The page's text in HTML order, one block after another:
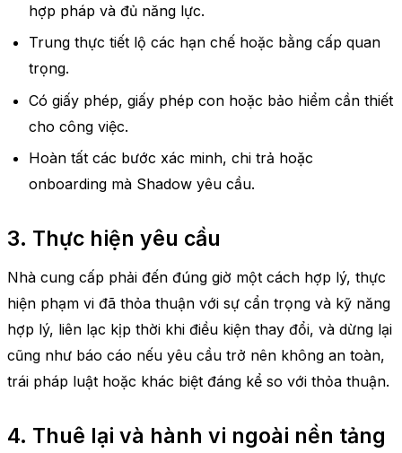
hợp pháp và đủ năng lực.
Trung thực tiết lộ các hạn chế hoặc bằng cấp quan
trọng.
Có giấy phép, giấy phép con hoặc bảo hiểm cần thiết
cho công việc.
Hoàn tất các bước xác minh, chi trả hoặc
onboarding mà Shadow yêu cầu.
3. Thực hiện yêu cầu
Nhà cung cấp phải đến đúng giờ một cách hợp lý, thực
hiện phạm vi đã thỏa thuận với sự cẩn trọng và kỹ năng
hợp lý, liên lạc kịp thời khi điều kiện thay đổi, và dừng lại
cũng như báo cáo nếu yêu cầu trở nên không an toàn,
trái pháp luật hoặc khác biệt đáng kể so với thỏa thuận.
4. Thuê lại và hành vi ngoài nền tảng